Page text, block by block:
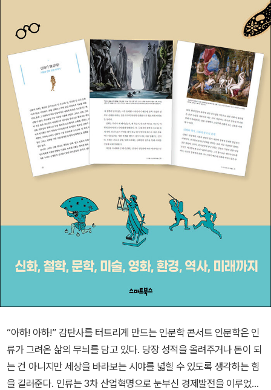
“아하! 아하!” 감탄사를 터트리게 만드는 인문학 콘서트 인문학은 인
류가 그려온 삶의 무늬를 담고 있다. 당장 성적을 올려주거나 돈이 되
는 건 아니지만 세상을 바라보는 시야를 넓힐 수 있도록 생각하는 힘
을 길러준다. 인류는 3차 산업혁명으로 눈부신 경제발전을 이루었고,